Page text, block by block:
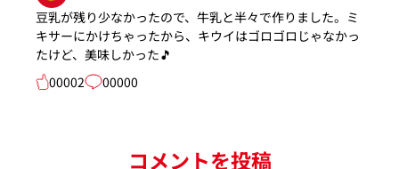
豆乳が残り少なかったので、牛乳と半々で作りました。ミ
キサーにかけちゃったから、キウイはゴロゴロじゃなかっ
たけど、美味しかった🎵
00002
00000
コメントを投稿